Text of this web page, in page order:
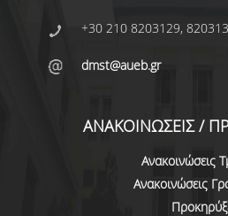
ΔΙΟΙΚΗΤΙΚΟ
ΜΕΤΑΔΙΔΑΚΤΟΡΙΚΟΙ
ΜΗΤΡΩΟ ΜΕΛΩΝ
+30 210 8203129,
dmst@aueb.gr
ΑΝΑΚΟΙΝΩΣΕΙΣ /
Ανακοινώσεις
Ανακοινώσεις